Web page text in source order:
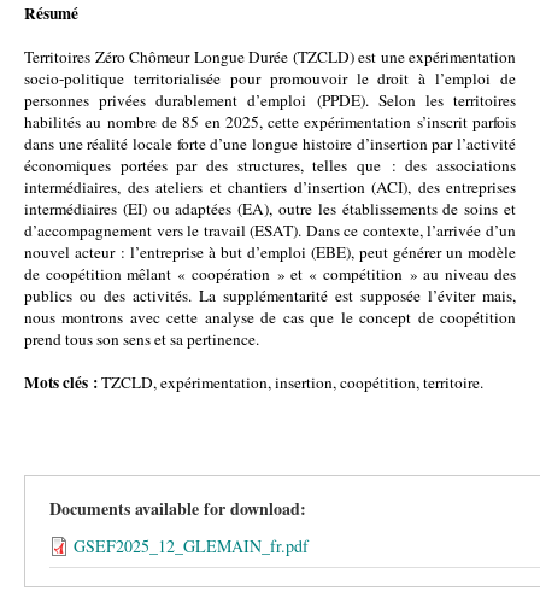
Résumé
Territoires Zéro Chômeur Longue Durée (TZCLD) est une expérimentation
socio-politique territorialisée pour promouvoir le droit à l’emploi de
personnes privées durablement d’emploi (PPDE). Selon les territoires
habilités au nombre de 85 en 2025, cette expérimentation s’inscrit parfois
dans une réalité locale forte d’une longue histoire d’insertion par l’activité
économiques portées par des structures, telles que : des associations
intermédiaires, des ateliers et chantiers d’insertion (ACI), des entreprises
intermédiaires (EI) ou adaptées (EA), outre les établissements de soins et
d’accompagnement vers le travail (ESAT). Dans ce contexte, l’arrivée d’un
nouvel acteur : l’entreprise à but d’emploi (EBE), peut générer un modèle
de coopétition mêlant « coopération » et « compétition » au niveau des
publics ou des activités. La supplémentarité est supposée l’éviter mais,
nous montrons avec cette analyse de cas que le concept de coopétition
prend tous son sens et sa pertinence.
Mots clés :TZCLD, expérimentation, insertion, coopétition, territoire.
Documents available for download:
GSEF2025_12_GLEMAIN_fr.pdf